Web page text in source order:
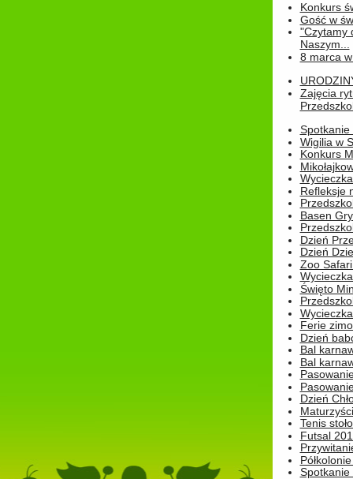
Konkurs
Gość w
"Czytamy
Naszym...
8 marca
Zajęcia
Spotkanie
Wigilia w
Konkurs
Refleksje
Basen
Dzień
Dzień
Zoo
Święto
Ferie
Dzień
Bal
Bal
Dzień
Tenis
Futsal